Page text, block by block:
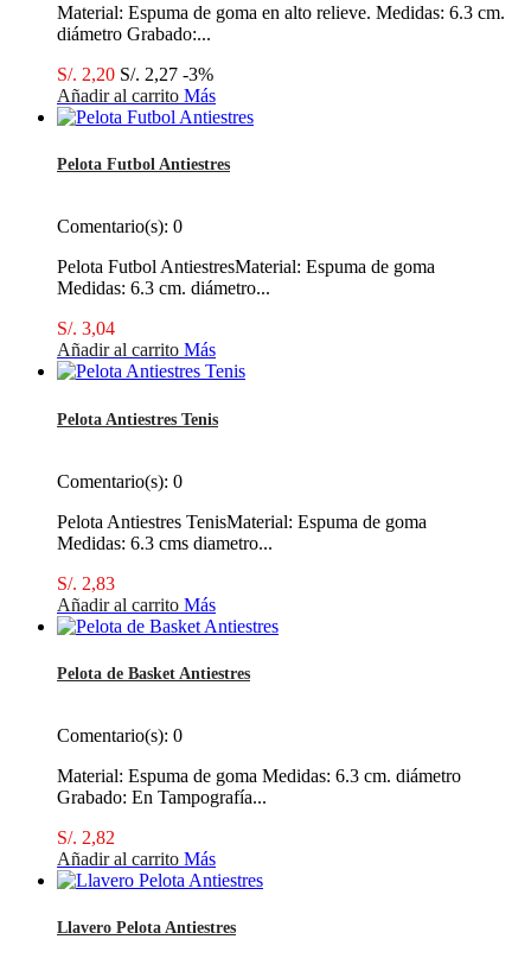
Material: Espuma de goma en alto relieve. Medidas: 6.3 cm.
diámetro Grabado:...
S/. 2,20 S/. 2,27 -3%
Añadir al carrito Más
Pelota Futbol Antiestres
Comentario(s): 0
Pelota Futbol AntiestresMaterial: Espuma de goma
Medidas: 6.3 cm. diámetro...
S/. 3,04
Añadir al carrito Más
Pelota Antiestres Tenis
Comentario(s): 0
Pelota Antiestres TenisMaterial: Espuma de goma
Medidas: 6.3 cms diametro...
S/. 2,83
Añadir al carrito Más
Pelota de Basket Antiestres
Comentario(s): 0
Material: Espuma de goma Medidas: 6.3 cm. diámetro
Grabado: En Tampografía...
S/. 2,82
Añadir al carrito Más
Llavero Pelota Antiestres